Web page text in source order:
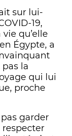
sur lui-
19,
qu’elle
Égypte, a
la
qui lui
proche
garder